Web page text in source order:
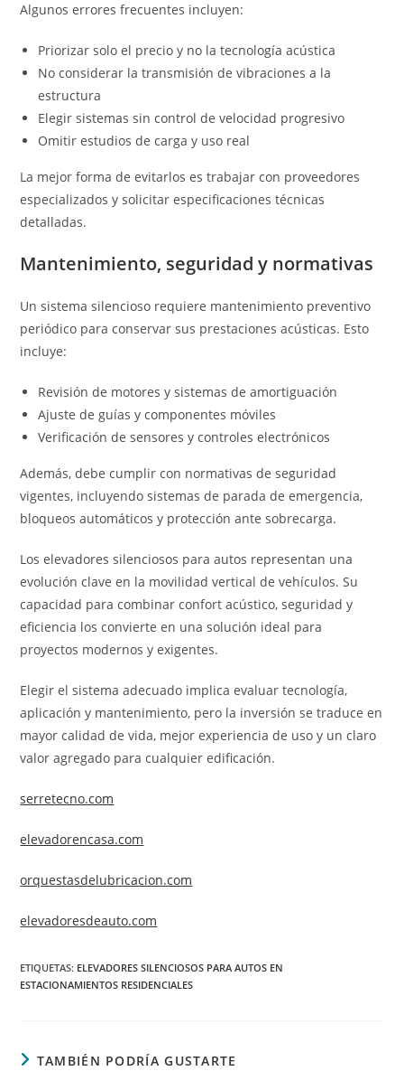
Algunos errores frecuentes incluyen:
Priorizar solo el precio y no la tecnología acústica
No considerar la transmisión de vibraciones a la
estructura
Elegir sistemas sin control de velocidad progresivo
Omitir estudios de carga y uso real
La mejor forma de evitarlos es trabajar con proveedores
especializados y solicitar especificaciones técnicas
detalladas.
Mantenimiento, seguridad y normativas
Un sistema silencioso requiere mantenimiento preventivo
periódico para conservar sus prestaciones acústicas. Esto
incluye:
Revisión de motores y sistemas de amortiguación
Ajuste de guías y componentes móviles
Verificación de sensores y controles electrónicos
Además, debe cumplir con normativas de seguridad
vigentes, incluyendo sistemas de parada de emergencia,
bloqueos automáticos y protección ante sobrecarga.
Los elevadores silenciosos para autos representan una
evolución clave en la movilidad vertical de vehículos. Su
capacidad para combinar confort acústico, seguridad y
eficiencia los convierte en una solución ideal para
proyectos modernos y exigentes.
Elegir el sistema adecuado implica evaluar tecnología,
aplicación y mantenimiento, pero la inversión se traduce en
mayor calidad de vida, mejor experiencia de uso y un claro
valor agregado para cualquier edificación.
serretecno.com
elevadorencasa.com
orquestasdelubricacion.com
elevadoresdeauto.com
ETIQUETAS: ELEVADORES SILENCIOSOS PARA AUTOS EN
ESTACIONAMIENTOS RESIDENCIALES
TAMBIÉN PODRÍA GUSTARTE